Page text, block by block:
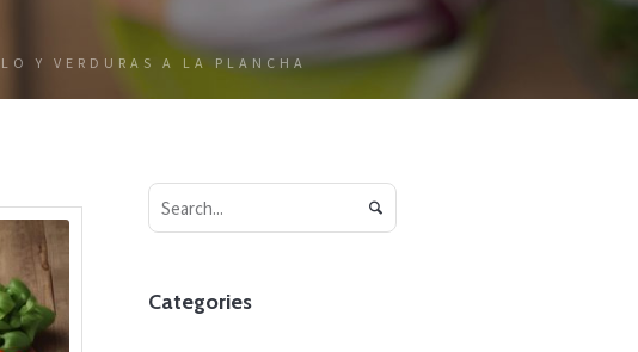
Y VERDURAS A LA PLANCHA
Categories